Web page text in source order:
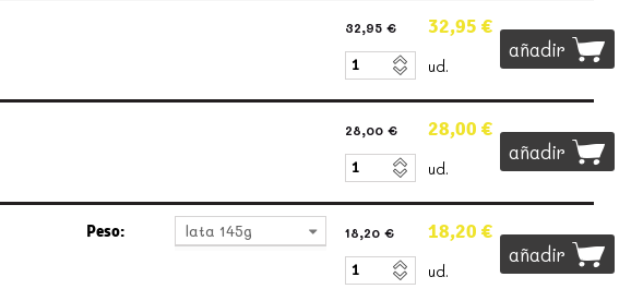
32,95 € 32,95 €
ud.
añadir
28,00 € 28,00 €
ud.
añadir
Peso: lata 145g 18,20 € 18,20 €
ud.
añadir